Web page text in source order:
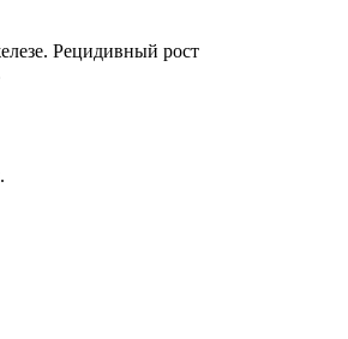
Рецидивный рост